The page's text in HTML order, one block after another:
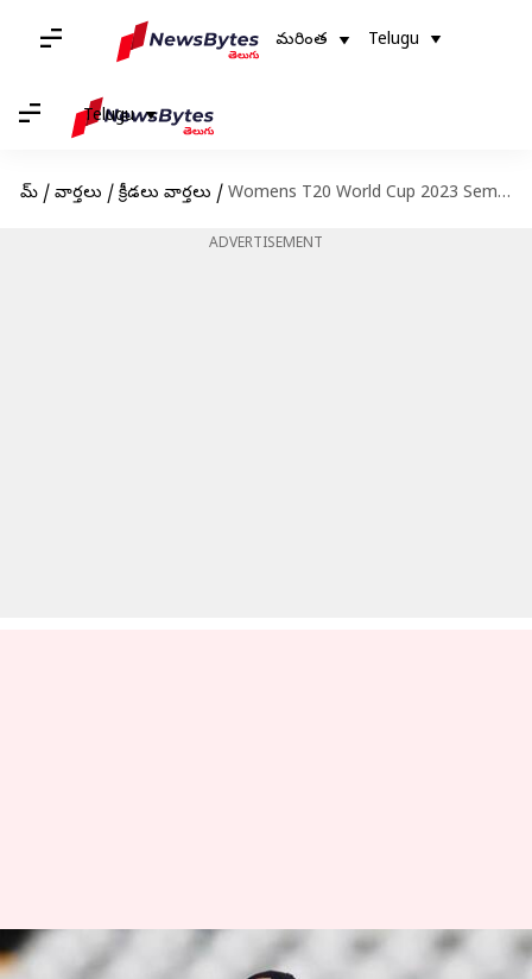
మరింత Telugu
Telugu
హోమ్ / వార్తలు / క్రీడలు వార్తలు / Womens T20 World Cup 2023 Semisలో భారత్ కెప్టెన్ పోరాటం వృథా
ADVERTISEMENT
Womens T20 World Cup 2023